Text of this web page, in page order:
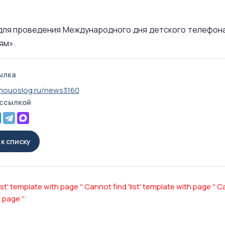
проведения Международного дня детского
news3160
списку
template with page ''Cannot find 'list' template with page ''
''